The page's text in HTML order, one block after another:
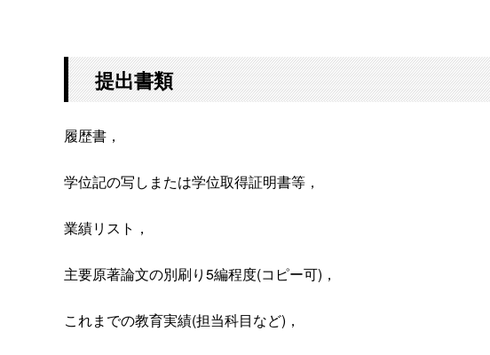
提出書類
履歴書，
学位記の写しまたは学位取得証明書等，
業績リスト，
主要原著論文の別刷り5編程度(コピー可)，
これまでの教育実績(担当科目など)，